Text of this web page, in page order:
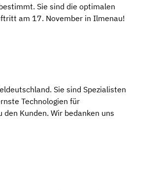
Sie sind die optimalen
am 17. November in Ilmenau!
Sie sind Spezialisten
Technologien für
Kunden. Wir bedanken uns